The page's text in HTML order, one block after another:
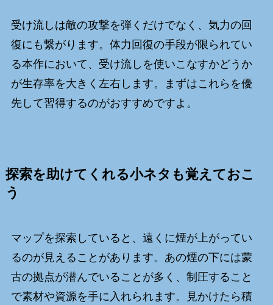
受け流しは敵の攻撃を弾くだけでなく、気力の回
復にも繋がります。体力回復の手段が限られてい
る本作において、受け流しを使いこなすかどうか
が生存率を大きく左右します。まずはこれらを優
先して習得するのがおすすめですよ。
探索を助けてくれる小ネタも覚えておこ
う
マップを探索していると、遠くに煙が上がってい
るのが見えることがあります。あの煙の下には蒙
古の拠点が潜んでいることが多く、制圧すること
で素材や資源を手に入れられます。見かけたら積